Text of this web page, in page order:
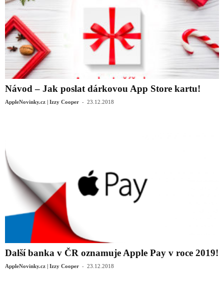
Návod – Jak poslat dárkovou App Store kartu!
AppleNovinky.cz | Izzy Cooper - 23.12.2018
Další banka v ČR oznamuje Apple Pay v roce 2019!
AppleNovinky.cz | Izzy Cooper - 23.12.2018